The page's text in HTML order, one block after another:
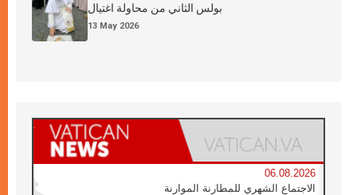
بولس الثاني من محاولة اغتيال
13 May 2026
06.08.2026
الاجتماع الشهري للمطارنة الموارنة